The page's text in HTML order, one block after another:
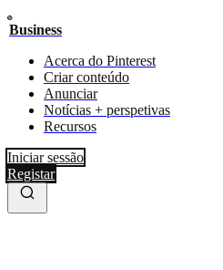
Business
Acerca do Pinterest
Criar conteúdo
Anunciar
Notícias + perspetivas
Recursos
Iniciar sessão
Registar